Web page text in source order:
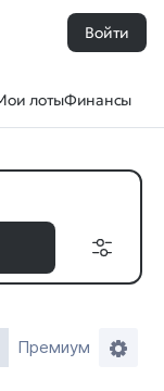
Войти
лотыФинансы
Премиум